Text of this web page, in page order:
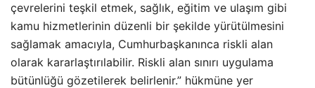
çevrelerini teşkil etmek, sağlık, eğitim ve ulaşım gibi
kamu hizmetlerinin düzenli bir şekilde yürütülmesini
sağlamak amacıyla, Cumhurbaşkanınca riskli alan
olarak kararlaştırılabilir. Riskli alan sınırı uygulama
bütünlüğü gözetilerek belirlenir.” hükmüne yer